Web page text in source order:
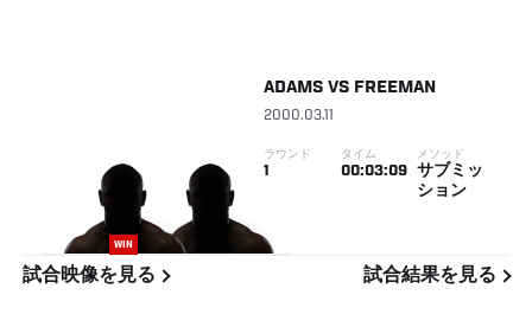
WIN
ADAMS VS FREEMAN
2000.03.11
ラウンド
1
タイム
00:03:09
メソッド
サブミッ
ション
試合映像を見る 試合結果を見る